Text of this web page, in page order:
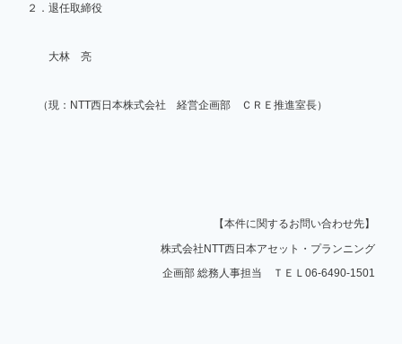
２．退任取締役
大林 亮
（現：NTT西日本株式会社 経営企画部 ＣＲＥ推進室長）
【本件に関するお問い合わせ先】
株式会社NTT西日本アセット・プランニング
企画部 総務人事担当 ＴＥＬ06-6490-1501